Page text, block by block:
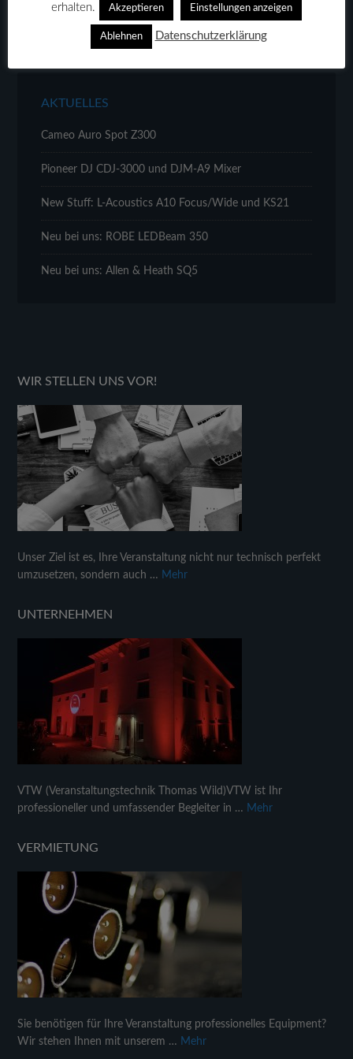
AKTUELLES
Cameo Auro Spot Z300
Pioneer DJ CDJ-3000 und DJM-A9 Mixer
New Stuff: L-Acoustics A10 Focus/Wide und KS21
Neu bei uns: ROBE LEDBeam 350
Neu bei uns: Allen & Heath SQ5
WIR STELLEN UNS VOR!
Unser Ziel ist es, Ihre Veranstaltung nicht nur technisch perfekt
umzusetzen, sondern auch … Mehr
UNTERNEHMEN
VTW (Veranstaltungstechnik Thomas Wild)VTW ist Ihr
professioneller und umfassender Begleiter in … Mehr
VERMIETUNG
Sie benötigen für Ihre Veranstaltung professionelles Equipment?
Wir stehen Ihnen mit unserem … Mehr
erhalten. Akzeptieren Einstellungen anzeigen
Ablehnen Datenschutzerklärung